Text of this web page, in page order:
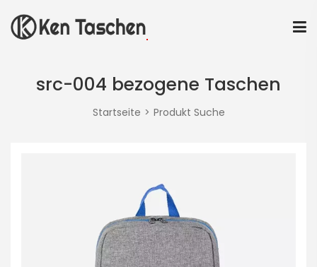
src-004 bezogene Taschen
Startseite Produkt Suche